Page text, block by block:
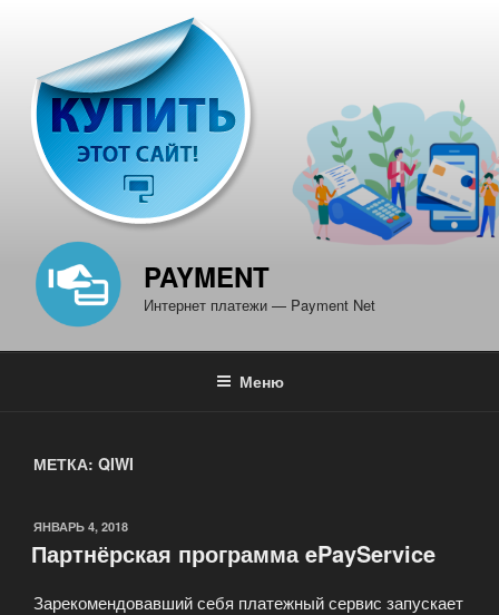
содержимому
PAYMENT
Интернет платежи — Payment Net
Меню
МЕТКА: QIWI
ОПУБЛИКОВАНО
ЯНВАРЬ 4, 2018
Партнёрская программа ePayService
Зарекомендовавший себя платежный сервис запускает